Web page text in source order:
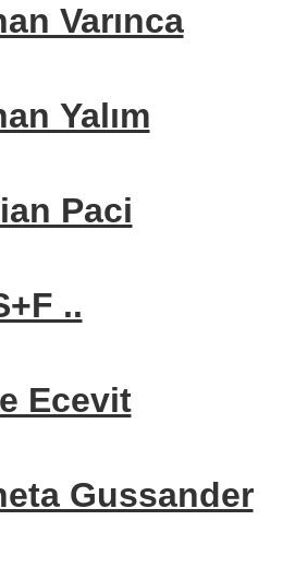
Varınca
Yalım
Paci
..
Ecevit
Gussander